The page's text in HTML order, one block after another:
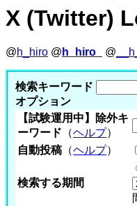
X (Twitter)
@h_hiro @ h_hiro_ @
検索キーワード
オプション
【試験運用中】除外キ
ーワード （ヘルプ）
自動投稿 （ヘルプ）
検索する期間